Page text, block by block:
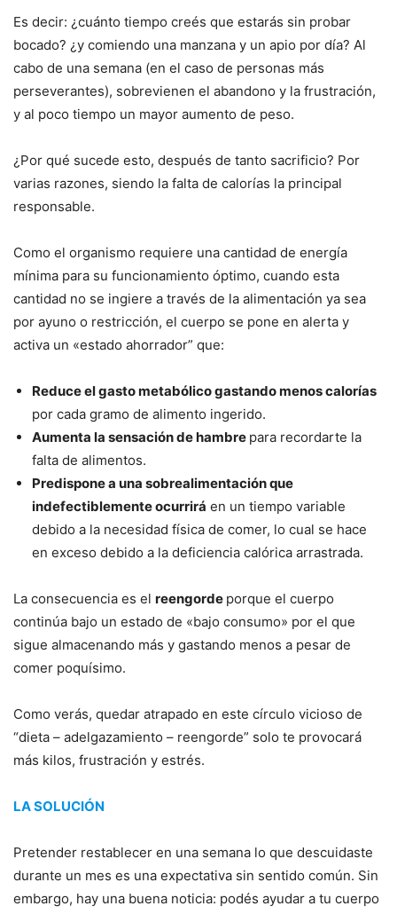
Es decir: ¿cuánto tiempo creés que estarás sin probar
bocado? ¿y comiendo una manzana y un apio por día? Al
cabo de una semana (en el caso de personas más
perseverantes), sobrevienen el abandono y la frustración,
y al poco tiempo un mayor aumento de peso.
¿Por qué sucede esto, después de tanto sacrificio? Por
varias razones, siendo la falta de calorías la principal
responsable.
Como el organismo requiere una cantidad de energía
mínima para su funcionamiento óptimo, cuando esta
cantidad no se ingiere a través de la alimentación ya sea
por ayuno o restricción, el cuerpo se pone en alerta y
activa un «estado ahorrador” que:
Reduce el gasto metabólico gastando menos calorías
por cada gramo de alimento ingerido.
Aumenta la sensación de hambre para recordarte la
falta de alimentos.
Predispone a una sobrealimentación que
indefectiblemente ocurrirá en un tiempo variable
debido a la necesidad física de comer, lo cual se hace
en exceso debido a la deficiencia calórica arrastrada.
La consecuencia es el reengorde porque el cuerpo
continúa bajo un estado de «bajo consumo» por el que
sigue almacenando más y gastando menos a pesar de
comer poquísimo.
Como verás, quedar atrapado en este círculo vicioso de
“dieta – adelgazamiento – reengorde” solo te provocará
más kilos, frustración y estrés.
LA SOLUCIÓN
Pretender restablecer en una semana lo que descuidaste
durante un mes es una expectativa sin sentido común. Sin
embargo, hay una buena noticia: podés ayudar a tu cuerpo